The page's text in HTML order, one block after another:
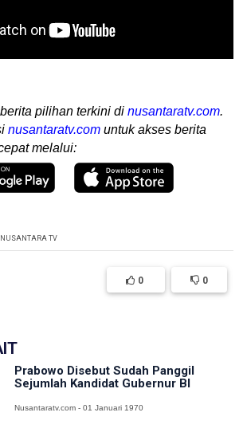
pilihan terkini di nusantaratv.com.
nusantaratv.com untuk akses berita
melalui:
NUSANTARA TV
0 0
Prabowo Disebut Sudah Panggil
Sejumlah Kandidat Gubernur BI
Nusantaratv.com - 01 Januari 1970